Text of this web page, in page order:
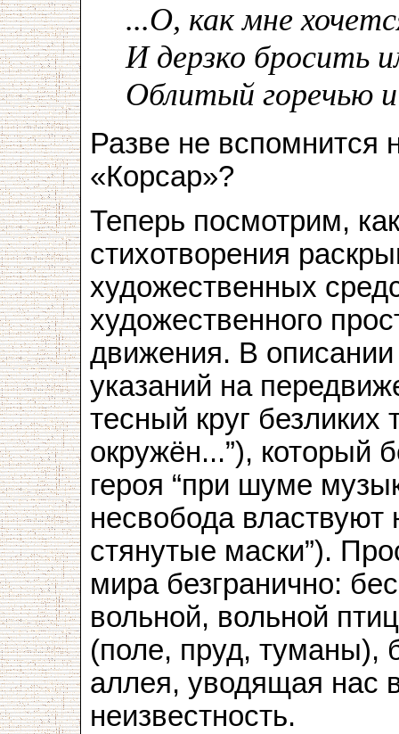
...О, как мне
И дерзко бросить
Облитый горечью
Разве не вспомнится
«Корсар»?
Теперь посмотрим,
стихотворения
художественных
художественного
движения. В
указаний на
тесный круг
окружён...”), который
героя “при шуме
несвобода
стянутые маски”).
мира безгранично:
вольной, вольной
(поле, пруд, туманы),
аллея, уводящая нас
неизвестность.